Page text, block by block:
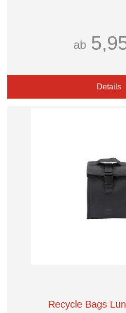
ab
Details
Recycle Bags